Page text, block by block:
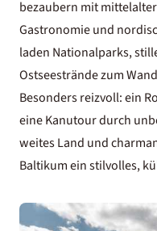
bezaubern mit
Gastronomie und
laden Nationalparks,
Ostseestrände zum
Besonders reizvoll: ein
eine Kanutour durch
weites Land und
Baltikum ein stilvolles,